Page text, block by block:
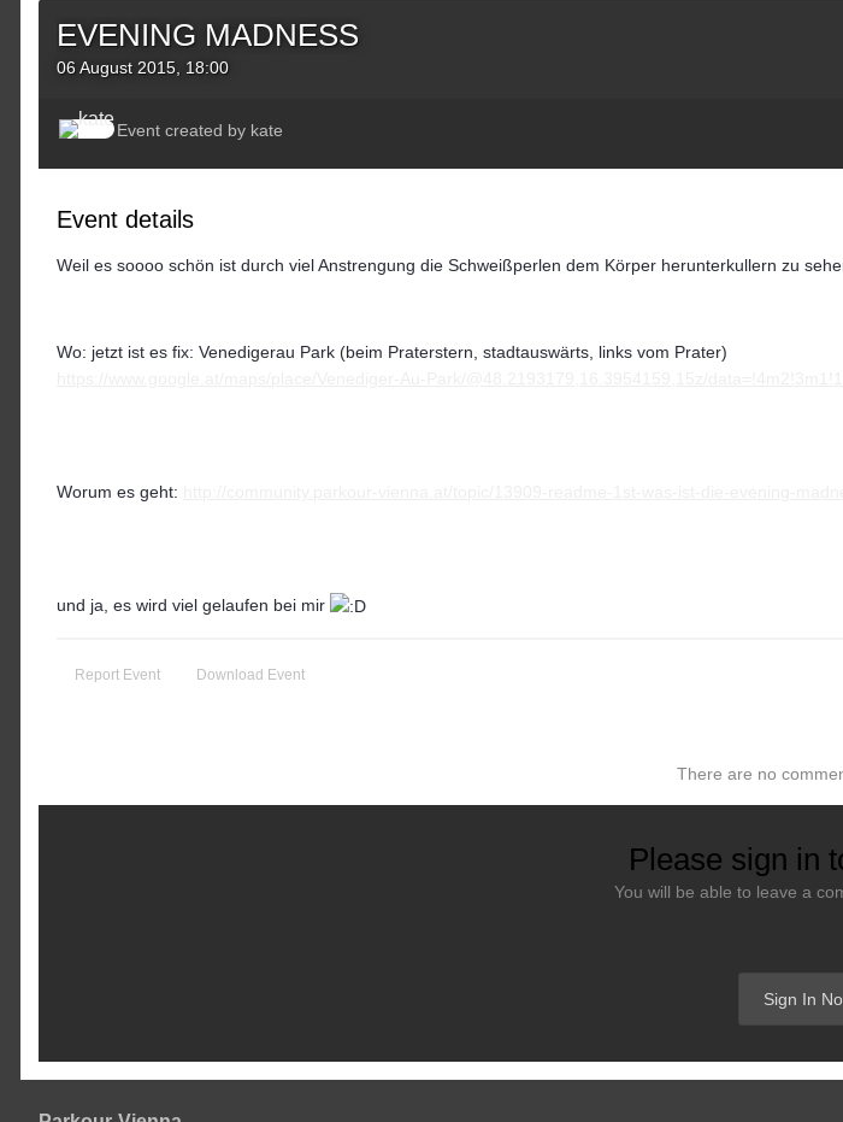
EVENING MADNESS
06 August 2015, 18:00
Event created by kate
Event details
Weil es soooo schön ist durch viel Anstrengung die Schweißperlen dem Körper herunterkullern zu
Wo: jetzt ist es fix: Venedigerau Park (beim Praterstern, stadtauswärts, links vom Prater)
Worum es geht:
und ja, es wird viel gelaufen bei mir
Report Event Download Event
There are no
Please sign in
You will be able to leave a
Sign In